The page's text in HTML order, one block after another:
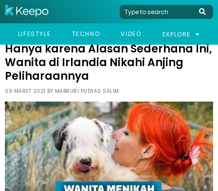
LIFESTYLE TECHNO VIDEO EXPLORE
HOME VIRAL
HANYA KARENA ALASAN SEDERHANA INI, WANITA DI IRLANDIA
Hanya karena Alasan Sederhana Ini,
Wanita di Irlandia Nikahi Anjing
Peliharaannya
09 MARET 2021 BY MABRURI PUDYAS SALIM